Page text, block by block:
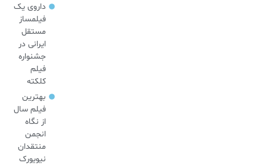
داروی یک
فیلمساز
مستقل
ایرانی در
جشنواره
فیلم
کلکته
بهترین
فیلم سال
از نگاه
انجمن
منتقدان
نیویورک